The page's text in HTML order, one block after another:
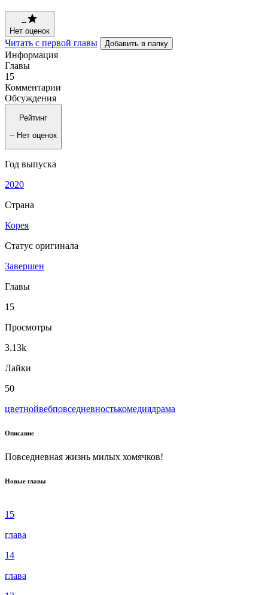
--
Нет оценок
Читать с первой главы Добавить в папку
Информация
Главы
15
Комментарии
Обсуждения
Рейтинг
-- Нет оценок
Год выпуска
2020
Страна
Корея
Статус оригинала
Завершен
Главы
15
Просмотры
3.13k
Лайки
50
цветнойвебповседневностькомедиядрама
Описание
Повседневная жизнь милых хомячков!
Новые главы
15
глава
14
глава